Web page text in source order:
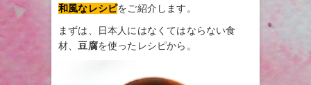
和風なレシピをご紹介します。
まずは、日本人にはなくてはならない食
材、豆腐を使ったレシピから。